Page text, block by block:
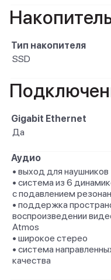
Тип накопителя
SSD
Gigabit Ethernet
Да
Аудио
• выход для
• система из 6
с подавлением
• поддержка
воспроизведении
Atmos
• широкое стерео
• система
качества